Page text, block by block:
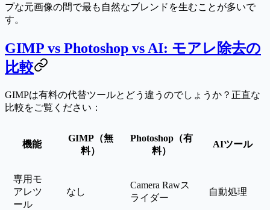
プな元画像の間で最も自然なブレンドを生むことが多いで
す。
GIMP vs Photoshop vs AI: モアレ除去の
比較
GIMPは有料の代替ツールとどう違うのでしょうか？正直な
比較をご覧ください：
機能
GIMP（無
料）
Photoshop（有
料）
AIツール
専用モ
アレツ
ール
なし
Camera Rawス
ライダー
自動処理